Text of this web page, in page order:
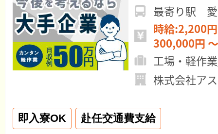
最寄り駅 愛
時給:2,200
300,000円
工場・軽作
株式会社ア
即入寮OK 赴任交通費支給